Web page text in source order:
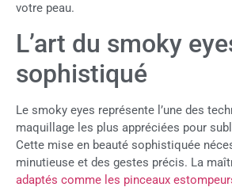
votre peau.
L’art du smoky
sophistiqué
Le smoky eyes représente l’une des
maquillage les plus appréciées pour
Cette mise en beauté sophistiquée
minutieuse et des gestes précis. La
adaptés comme les pinceaux